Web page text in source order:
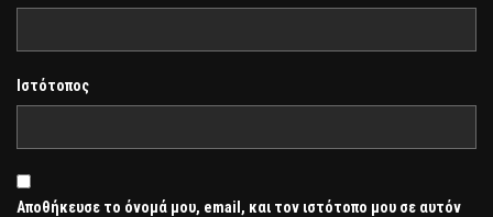
Ιστότοπος
Αποθήκευσε το όνομά μου, email, και τον ιστότοπο μου σε αυτόν